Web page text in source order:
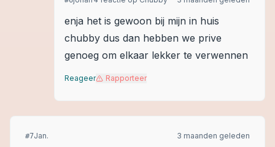
enja het is gewoon bij mijn in huis
chubby dus dan hebben we prive
genoeg om elkaar lekker te verwennen
Reageer Rapporteer
#7Jan. 3 maanden geleden